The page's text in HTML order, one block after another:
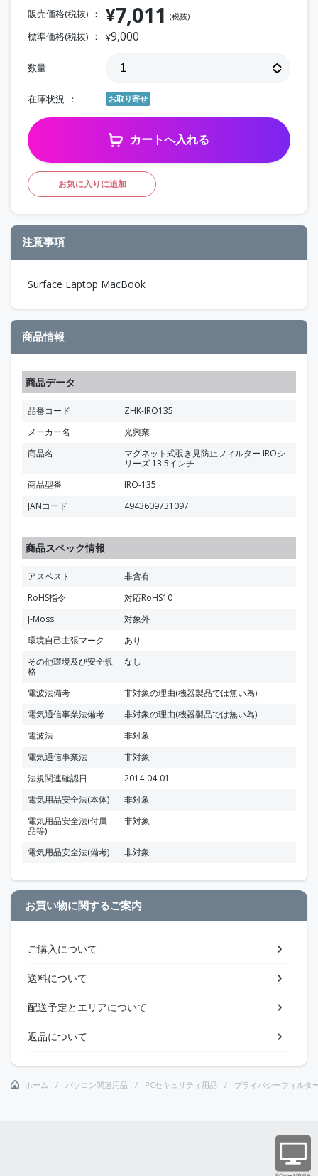
販売価格(税抜) ¥7,011 (税抜)
標準価格(税抜) ¥9,000
数量
在庫状況 お取り寄せ
カートへ入れる
お気に入りに追加
注意事項
Surface Laptop MacBook
商品情報
商品データ
品番コード
ZHK-IRO135
メーカー名
光興業
商品名
マグネット式覗き見防止フィルター IROシ
リーズ 13.5インチ
商品型番
IRO-135
JANコード
4943609731097
商品スペック情報
アスベスト
非含有
RoHS指令
対応RoHS10
J-Moss
対象外
環境自己主張マーク
あり
その他環境及び安全規
格
なし
電波法備考
非対象の理由(機器製品では無い為)
電気通信事業法備考
非対象の理由(機器製品では無い為)
電波法
非対象
電気通信事業法
非対象
法規関連確認日
2014-04-01
電気用品安全法(本体)
非対象
電気用品安全法(付属
品等)
非対象
電気用品安全法(備考) 非対象
お買い物に関するご案内
ご購入について
送料について
配送予定とエリアについて
返品について
ホーム パソコン関連用品 PCセキュリティ用品 プライバシーフィルタ